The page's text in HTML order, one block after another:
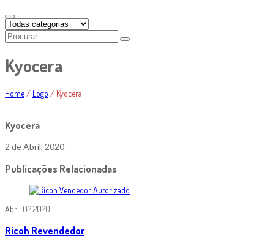
Kyocera
Home/ Logo / Kyocera
Kyocera
2 de Abril, 2020
Publicações Relacionadas
Abril 022020
Ricoh Revendedor